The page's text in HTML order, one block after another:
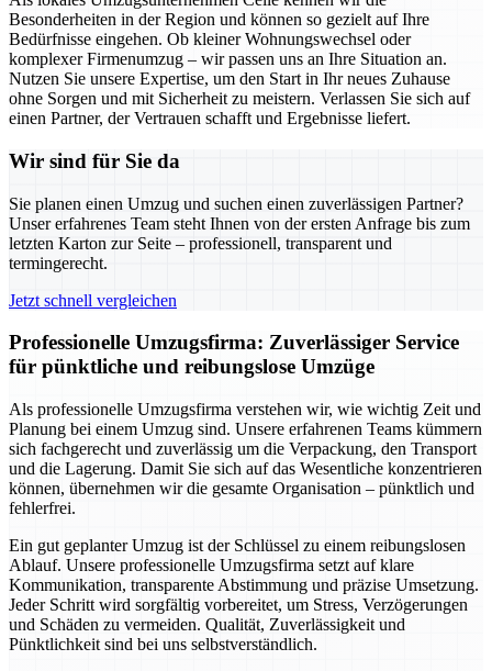
Besonderheiten in der Region und können so gezielt auf Ihre
Bedürfnisse eingehen. Ob kleiner Wohnungswechsel oder
komplexer Firmenumzug – wir passen uns an Ihre Situation an.
Nutzen Sie unsere Expertise, um den Start in Ihr neues Zuhause
ohne Sorgen und mit Sicherheit zu meistern. Verlassen Sie sich auf
einen Partner, der Vertrauen schafft und Ergebnisse liefert.
Wir sind für Sie da
Sie planen einen Umzug und suchen einen zuverlässigen Partner?
Unser erfahrenes Team steht Ihnen von der ersten Anfrage bis zum
letzten Karton zur Seite – professionell, transparent und
termingerecht.
Jetzt schnell vergleichen
Professionelle Umzugsfirma: Zuverlässiger Service
für pünktliche und reibungslose Umzüge
Als professionelle Umzugsfirma verstehen wir, wie wichtig Zeit und
Planung bei einem Umzug sind. Unsere erfahrenen Teams kümmern
sich fachgerecht und zuverlässig um die Verpackung, den Transport
und die Lagerung. Damit Sie sich auf das Wesentliche konzentrieren
können, übernehmen wir die gesamte Organisation – pünktlich und
fehlerfrei.
Ein gut geplanter Umzug ist der Schlüssel zu einem reibungslosen
Ablauf. Unsere professionelle Umzugsfirma setzt auf klare
Kommunikation, transparente Abstimmung und präzise Umsetzung.
Jeder Schritt wird sorgfältig vorbereitet, um Stress, Verzögerungen
und Schäden zu vermeiden. Qualität, Zuverlässigkeit und
Pünktlichkeit sind bei uns selbstverständlich.